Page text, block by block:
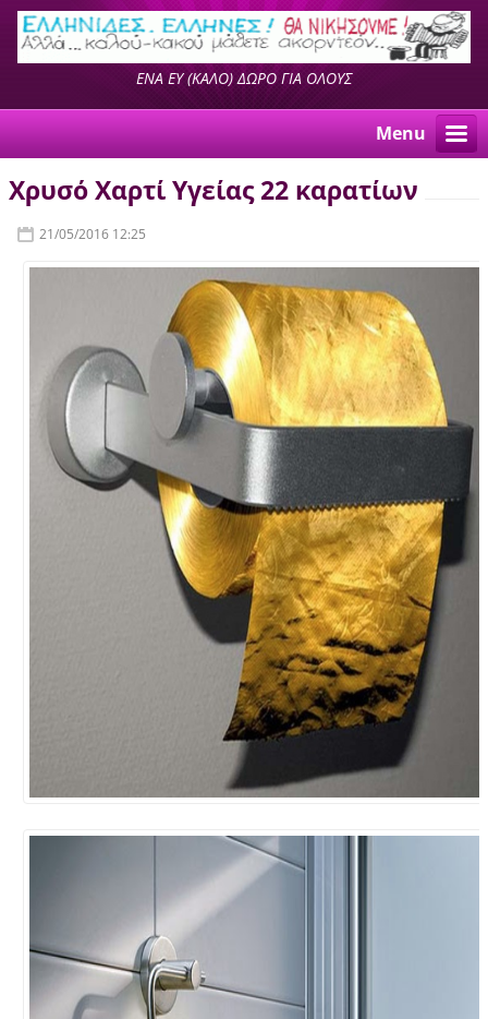
ΕΝΑ ΕΥ (ΚΑΛΟ) ΔΩΡΟ ΓΙΑ ΟΛΟΥΣ
Menu
Χρυσό Χαρτί Υγείας 22 καρατίων
21/05/2016 12:25